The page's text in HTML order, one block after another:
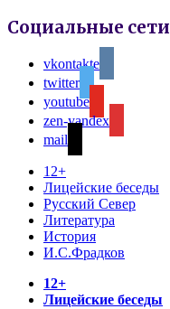
Социальные сети
vkontakte
twitter
youtube
zen-yandex
mail
12+
Лицейские беседы
Русский Север
Литература
История
И.С.Фрадков
12+
Лицейские беседы